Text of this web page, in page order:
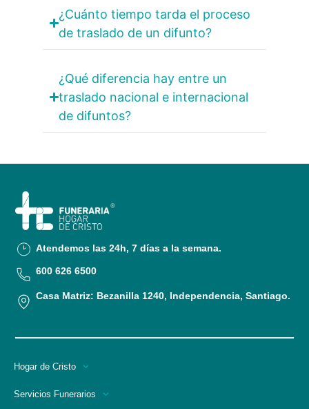
¿Cuánto tiempo tarda el proceso
de traslado de un difunto?
¿Qué diferencia hay entre un
traslado nacional e internacional
de difuntos?
Atendemos las 24h, 7 días a la semana.
600 626 6500
Casa Matriz: Bezanilla 1240, Independencia, Santiago.
Hogar de Cristo
Servicios Funerarios